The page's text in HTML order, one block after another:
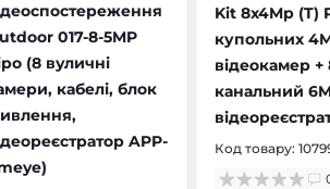
017-8-5MP
(8 вуличні
кабелі, блок
APP-
Kit 8x4Mp (T)
купольних
відеокамер +
канальний
Код товару: